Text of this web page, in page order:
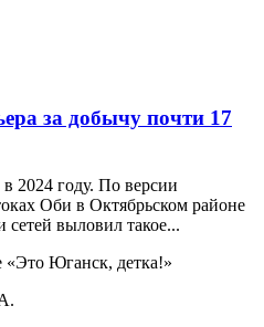
за добычу почти 17
2024 году. По версии
Оби в Октябрьском районе
выловил такое...
«Это Юганск, детка!»